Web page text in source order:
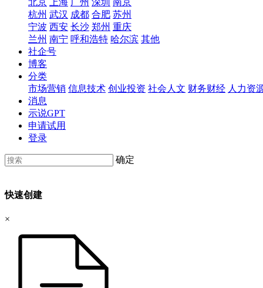
杭州 武汉 成都 合肥 苏州
宁波 西安 长沙 郑州 重庆
兰州 南宁 呼和浩特 哈尔滨 其他
社企号
博客
分类
市场营销 信息技术 创业投资 社会人文 财务财经 人力资
消息
示说GPT
申请试用
登录
确定
快速创建
×